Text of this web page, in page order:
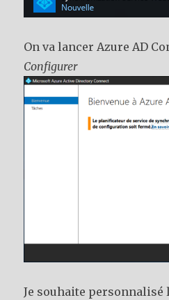
On va lancer Azure AD
Configurer
Je souhaite personnalisé